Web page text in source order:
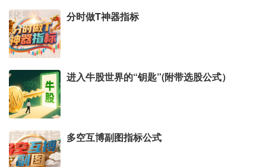
分时做T神器指标
进入牛股世界的“钥匙”(附带选股公式）
多空互博副图指标公式